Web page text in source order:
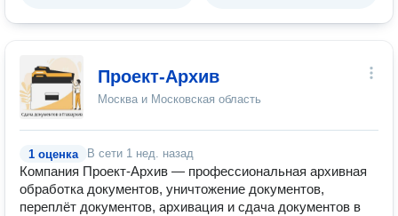
Проект-Архив
Москва и Московская область
1 оценка В сети 1 нед. назад
Компания Проект-Архив — профессиональная архивная
обработка документов, уничтожение документов,
переплёт документов, архивация и сдача документов в